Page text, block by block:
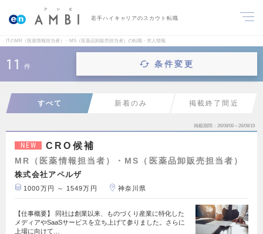
若手ハイキャリアのスカウト転職
ITのMR（医薬情報担当者）・MS（医薬品卸販売担当者）の転職・求人情報
11 件 条件変更
すべて 新着のみ 掲載終了間近
掲載期間 26/08/06～26/08/19
NEW CRO候補
MR（医薬情報担当者）・MS（医薬品卸販売担当者）
株式会社アペルザ
1000万円 ～ 1549万円 神奈川県
【仕事概要】 同社は創業以来、ものづくり産業に特化した
メディアやSaaSサービスを立ち上げて参りました。さらに
上場に向けて…